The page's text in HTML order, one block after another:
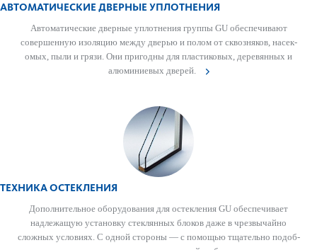
АВТОМАТИЧЕСКИЕ ДВЕРНЫЕ УПЛОТНЕНИЯ
Автом­ат­ические дверные уплотнения группы GU обеспечивают
совершенную изол­яцию между дверью и полом от сквозняков, насе­к­
омых, пыли и грязи. Они пригодны для пла­сти­к­овых, дер­евянных и
алюминиевых дверей.
ТЕХНИКА ОСТЕКЛЕНИЯ
Дополнительное обору­дования для остек­л­ения GU обеспечивает
надлежащую установку стеклянных блоков даже в чрезвычайно
сложных условиях. С одной стороны — с помощью тщательно подоб­